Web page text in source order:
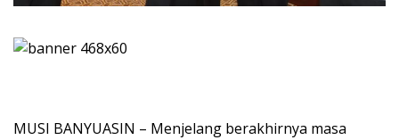
MUSI BANYUASIN – Menjelang berakhirnya masa